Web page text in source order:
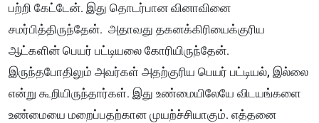
பற்றி கேட்டேன். இது தொடர்பான வினாவினை
சமர்பித்திருந்தேன். அதாவது தகனக்கிரியைக்குரிய
ஆட்களின் பெயர் பட்டியலை கோரியிருந்தேன்.
இருந்தபோதிலும் அவர்கள் அதற்குரிய பெயர் பட்டியல், இல்லை
என்று கூறியிருந்தார்கள். இது உண்மையிலேயே விடயங்களை
உண்மையை மறைப்பதற்கான முயற்ச்சியாகும். எத்தனை